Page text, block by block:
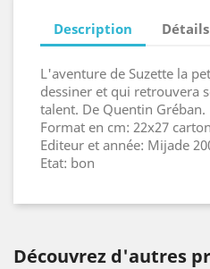
Description
L'aventure de Suzette la
dessiner et qui retrouvera
talent. De Quentin Gréban.
Format en cm: 22x27
Editeur et année: Mijade
Etat: bon
Découvrez d'autres